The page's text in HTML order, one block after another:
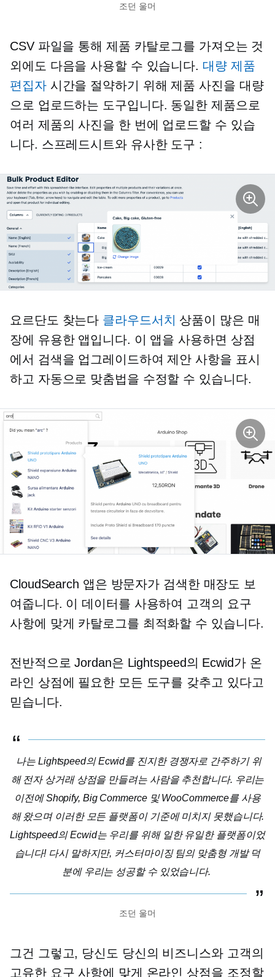
조던 울머
CSV 파일을 통해 제품 카탈로그를 가져오는 것
외에도 다음을 사용할 수 있습니다. 대량 제품
편집자시간을 절약하기 위해 제품 사진을 대량
으로 업로드하는 도구입니다. 동일한 제품으로
여러 제품의 사진을 한 번에 업로드할 수 있습
니다. 스프레드시트와 유사한도구 :
요르단도 찾는다 클라우드서치 상품이 많은 매
장에 유용한 앱입니다. 이 앱을 사용하면 상점
에서 검색을 업그레이드하여 제안 사항을 표시
하고 자동으로 맞춤법을 수정할 수 있습니다.
CloudSearch 앱은 방문자가 검색한 매장도 보
여줍니다. 이 데이터를 사용하여 고객의 요구
사항에 맞게 카탈로그를 최적화할 수 있습니다.
전반적으로 Jordan은 Lightspeed의 Ecwid가 온
라인 상점에 필요한 모든 도구를 갖추고 있다고
믿습니다.
나는 Lightspeed의 Ecwid를 진지한 경쟁자로 간주하기 위
해 전자 상거래 상점을 만들려는 사람을 추천합니다. 우리는
이전에 Shopify, Big Commerce 및 WooCommerce를 사용
해 왔으며 이러한 모든 플랫폼이 기준에 미치지 못했습니다.
Lightspeed의 Ecwid는 우리를 위해 일한 유일한 플랫폼이었
습니다! 다시 말하지만, 커스터마이징 팀의 맞춤형 개발 덕
분에 우리는 성공할 수 있었습니다.
조던 울머
그건 그렇고, 당신도 당신의 비즈니스와 고객의
고유한 요구 사항에 맞게 온라인 상점을 조정할